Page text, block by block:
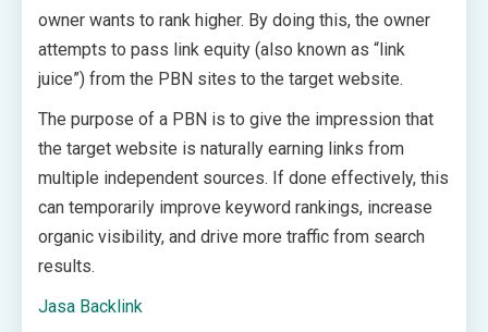
owner wants to rank higher. By doing this, the owner
attempts to pass link equity (also known as “link
juice”) from the PBN sites to the target website.
The purpose of a PBN is to give the impression that
the target website is naturally earning links from
multiple independent sources. If done effectively, this
can temporarily improve keyword rankings, increase
organic visibility, and drive more traffic from search
results.
Jasa Backlink